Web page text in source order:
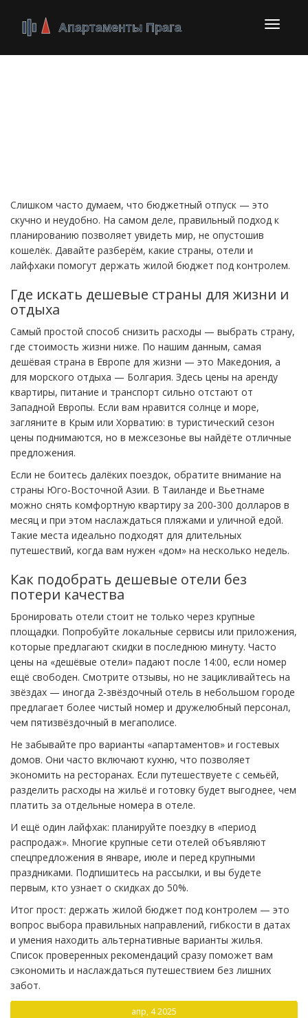
Слишком часто думаем, что бюджетный отпуск — это
скучно и неудобно. На самом деле, правильный подход к
планированию позволяет увидеть мир, не опустошив
кошелёк. Давайте разберём, какие страны, отели и
лайфхаки помогут держать жилой бюджет под контролем.
Где искать дешевые страны для жизни и
отдыха
Самый простой способ снизить расходы — выбрать страну,
где стоимость жизни ниже. По нашим данным, самая
дешёвая страна в Европе для жизни — это Македония, а
для морского отдыха — Болгария. Здесь цены на аренду
квартиры, питание и транспорт сильно отстают от
Западной Европы. Если вам нравится солнце и море,
загляните в Крым или Хорватию: в туристический сезон
цены поднимаются, но в межсезонье вы найдёте отличные
предложения.
Если не боитесь далёких поездок, обратите внимание на
страны Юго‑Восточной Азии. В Таиланде и Вьетнаме
можно снять комфортную квартиру за 200‑300 долларов в
месяц и при этом наслаждаться пляжами и уличной едой.
Такие места идеально подходят для длительных
путешествий, когда вам нужен «дом» на несколько недель.
Как подобрать дешевые отели без
потери качества
Бронировать отели стоит не только через крупные
площадки. Попробуйте локальные сервисы или приложения,
которые предлагают скидки в последнюю минуту. Часто
цены на «дешёвые отели» падают после 14:00, если номер
ещё свободен. Смотрите отзывы, но не зацикливайтесь на
звёздах — иногда 2‑звёздочный отель в небольшом городе
предлагает более чистый номер и дружелюбный персонал,
чем пятизвёздочный в мегаполисе.
Не забывайте про варианты «апартаментов» и гостевых
домов. Они часто включают кухню, что позволяет
экономить на ресторанах. Если путешествуете с семьёй,
разделить расходы на жильё и готовку будет выгоднее, чем
платить за отдельные номера в отеле.
И ещё один лайфхак: планируйте поездку в «период
распродаж». Многие крупные сети отелей объявляют
спецпредложения в январе, июле и перед крупными
праздниками. Подпишитесь на рассылки, и вы будете
первым, кто узнает о скидках до 50%.
Итог прост: держать жилой бюджет под контролем — это
вопрос выбора правильных направлений, гибкости в датах
и умения находить альтернативные варианты жилья.
Список проверенных рекомендаций сразу поможет вам
сэкономить и наслаждаться путешествием без лишних
забот.
апр, 4 2025